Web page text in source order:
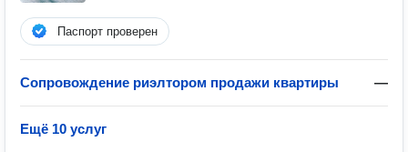
Паспорт проверен
Сопровождение риэлтором продажи квартиры —
Ещё 10 услуг